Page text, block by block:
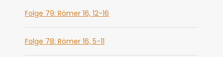
Folge 79: Römer 16, 12-16
Folge 78: Römer 16, 5-11